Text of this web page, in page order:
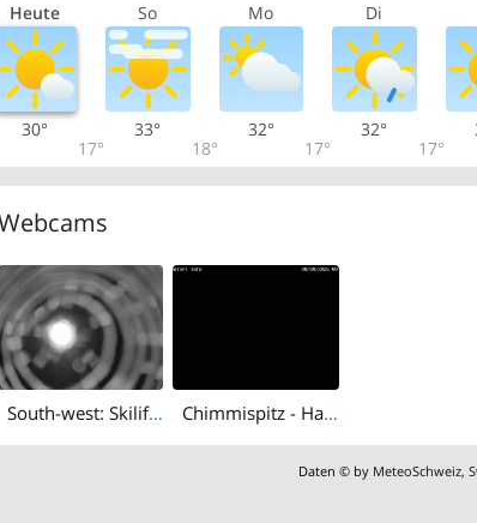
Heute So Mo Di
30°
17°
33°
18°
32°
17°
32°
17°
South-west: Skilift Mastrils Chimmispitz - Haldensteiner Calanda - Calandahütte SAC - Calanda
Daten © by MeteoSchweiz,